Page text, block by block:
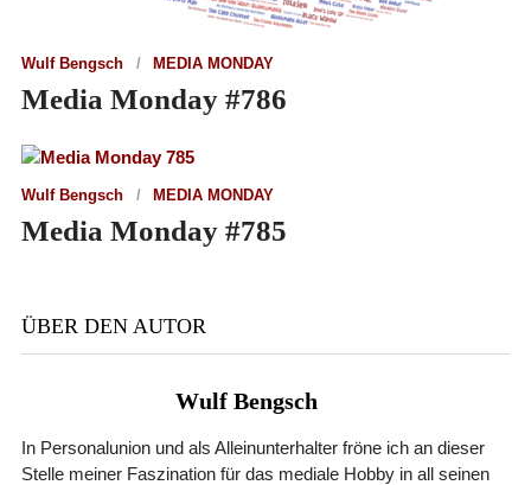
Wulf Bengsch MEDIA MONDAY
Media Monday #786
Wulf Bengsch MEDIA MONDAY
Media Monday #785
ÜBER DEN AUTOR
Wulf Bengsch
In Personalunion und als Alleinunterhalter fröne ich an dieser
Stelle meiner Faszination für das mediale Hobby in all seinen